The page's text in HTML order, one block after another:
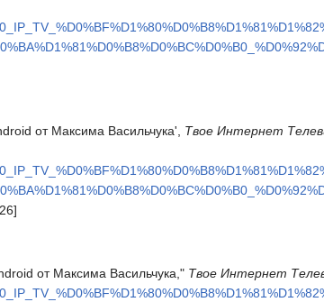
от Максима Васильчука', Твое Интернет
от Максима Васильчука," Твое Интернет